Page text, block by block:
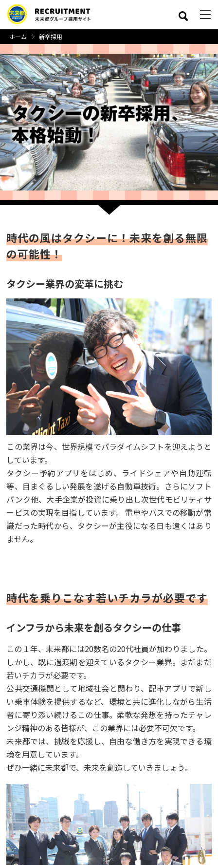
close
ホーム 新卒採用
時代の風はタクシーに！未来を創る無限
の可能性！
タクシー業界の変革に挑む
この業界は今、世界規模でパラダイムシフトを迎えようと
しています。
タクシー予約アプリをはじめ、ライドシェアや自動運転
等、目まぐるしい発展を遂げる自動車技術。さらにソフト
バンク他、大手企業が投資に乗り出し次世代モビリティサ
ービスの実現を目指しています。 電車やバスでの移動が常
識だった時代から、タクシーが主役になる日も遠くはあり
ません。
時代を乗りこなす若いチカラが必要です
インフラから未来を創るタクシーの仕事
この１年、未来都には20数名の20代社員が加わりました。
しかし、既に過渡期を迎えているタクシー業界。まだまだ
若いチカラが必要です。
公共交通機関として地域社会と関わり、配車アプリで新し
い乗車体験を提供するなど、環境と共に進化しながら生活
者に寄り添い続けるこの仕事。柔軟な発想を持ったチャレ
ンジ精神のある皆様が、この業界には必要不可欠です。
未来都では、挑戦を応援し、自由な働き方を実現できる環
境を用意しています。
ぜひ一緒に未来都で、未来を創造していきましょう。